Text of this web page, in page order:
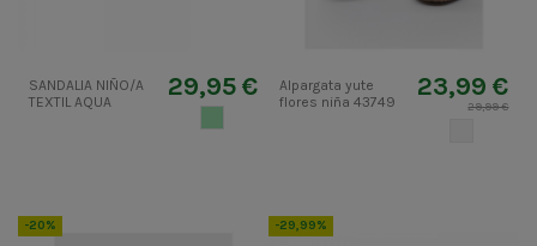
SANDALIA NIÑO/A
TEXTIL AQUA
29,95 €
Alpargata yute
flores niña 43749
23,99 €
29,99 €
-20% -29,99%